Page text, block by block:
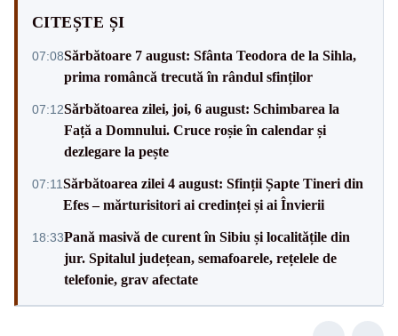
CITEȘTE ȘI
07:08Sărbătoare 7 august: Sfânta Teodora de la Sihla,
prima româncă trecută în rândul sfinților
07:12Sărbătoarea zilei, joi, 6 august: Schimbarea la
Față a Domnului. Cruce roșie în calendar și
dezlegare la pește
07:11Sărbătoarea zilei 4 august: Sfinții Șapte Tineri din
Efes – mărturisitori ai credinței și ai Învierii
18:33Pană masivă de curent în Sibiu și localitățile din
jur. Spitalul județean, semafoarele, rețelele de
telefonie, grav afectate